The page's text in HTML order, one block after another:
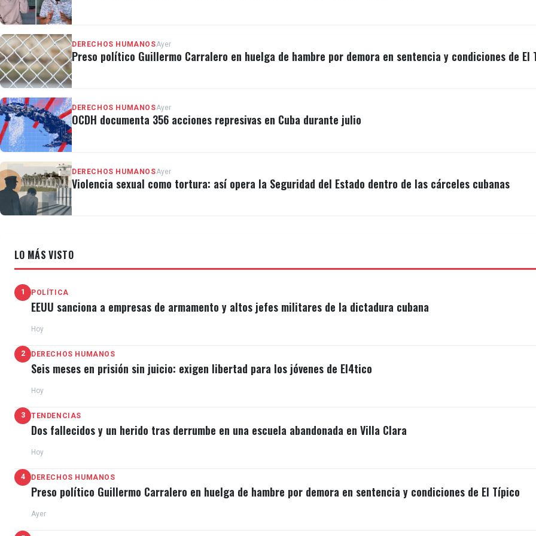
DERECHOS HUMANOSAyer
Preso político Guillermo Carralero en huelga de hambre por demora en sentencia y condiciones de El
DERECHOS HUMANOSAyer
OCDH documenta 356 acciones represivas en Cuba durante julio
DERECHOS HUMANOSAyer
Violencia sexual como tortura: así opera la Seguridad del Estado dentro de las cárceles cubanas
LO MÁS VISTO
1 POLÍTICA
EEUU sanciona a empresas de armamento y altos jefes militares de la dictadura cubana
Hoy
2 DERECHOS HUMANOS
Seis meses en prisión sin juicio: exigen libertad para los jóvenes de El4tico
Hoy
3 TENDENCIAS
Dos fallecidos y un herido tras derrumbe en una escuela abandonada en Villa Clara
Hoy
4 DERECHOS HUMANOS
Preso político Guillermo Carralero en huelga de hambre por demora en sentencia y condiciones de El Típico
Ayer